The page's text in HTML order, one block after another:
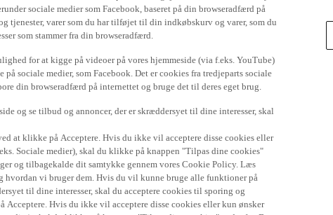
sociale medier som Facebook, baseret på din browseradfærd på
tjenester, varer som du har tilføjet til din indkøbskurv og varer, som du
som stammer fra din browseradfærd.
for at kigge på videoer på vores hjemmeside (via f.eks. YouTube)
sociale medier, som Facebook. Det er cookies fra tredjeparts sociale
din browseradfærd på internettet og bruge det til deres eget brug.
og se tilbud og annoncer, der er skræddersyet til dine interesser, skal
at klikke på Acceptere. Hvis du ikke vil acceptere disse cookies eller
Sociale medier), skal du klikke på knappen "Tilpas dine cookies"
og tilbagekalde dit samtykke gennem vores Cookie Policy. Læs
hvordan vi bruger dem. Hvis du vil kunne bruge alle funktioner på
til dine interesser, skal du acceptere cookies til sporing og
Hvis du ikke vil acceptere disse cookies eller kun ønsker